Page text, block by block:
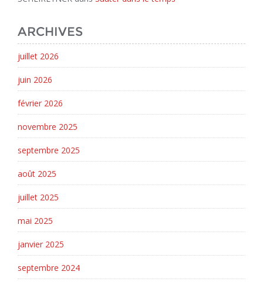
ARCHIVES
juillet 2026
juin 2026
février 2026
novembre 2025
septembre 2025
août 2025
juillet 2025
mai 2025
janvier 2025
septembre 2024